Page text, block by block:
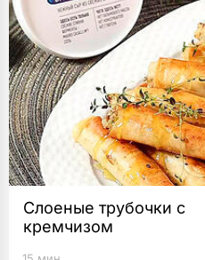
Слоеные трубочки с
кремчизом